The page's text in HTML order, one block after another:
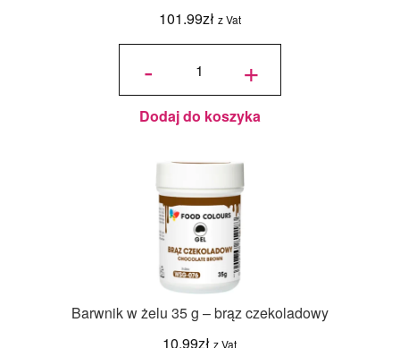
101.99zł z Vat
-
ilość
Feuilletine
- Barry
Callebaut
- 2,5 kg +
Dodaj do koszyka
Barwnik w żelu 35 g – brąz czekoladowy
10.99zł z Vat